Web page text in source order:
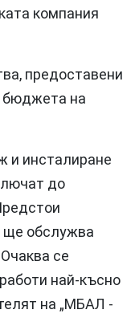
компания
предоставени
бюджета на
и инсталиране
до
ще обслужва
се
най-късно
на „МБАЛ -